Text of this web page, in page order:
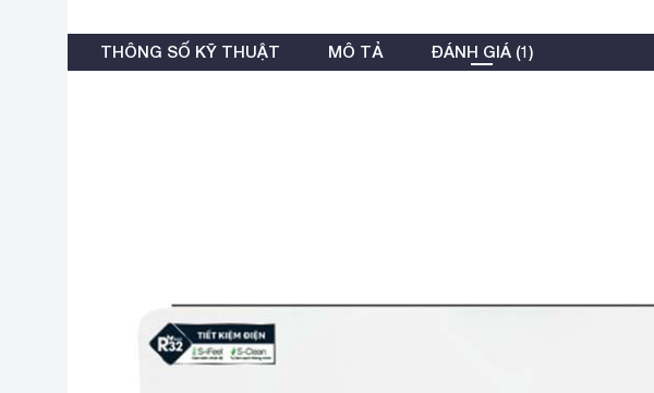
THÔNG SỐ KỸ THUẬT MÔ TẢ ĐÁNH GIÁ (1)